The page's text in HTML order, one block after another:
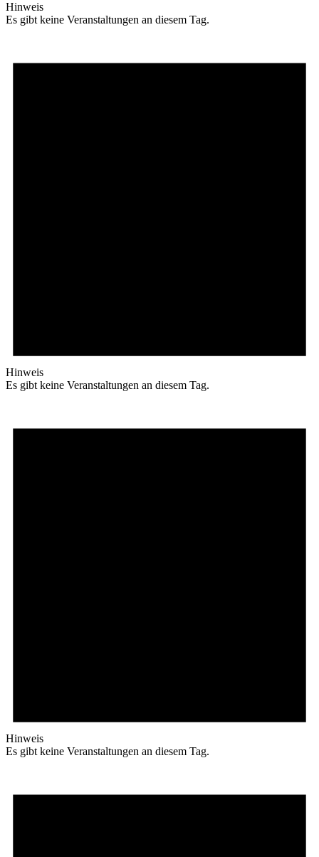
Hinweis
Es gibt keine Veranstaltungen an diesem Tag.
Hinweis
Es gibt keine Veranstaltungen an diesem Tag.
Hinweis
Es gibt keine Veranstaltungen an diesem Tag.